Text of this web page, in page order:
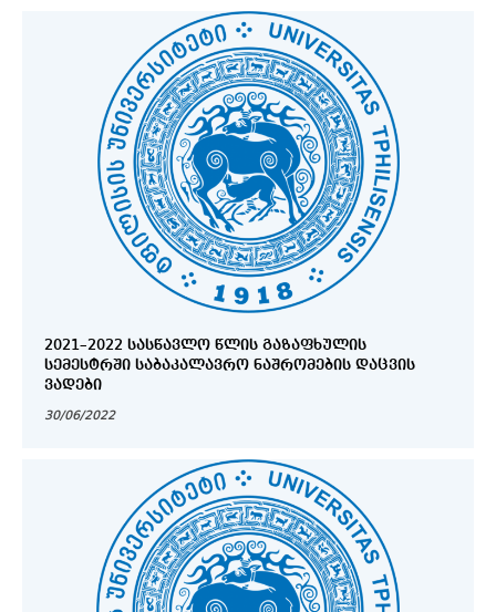
2021–2022 ᲡᲐᲡᲬᲐᲕᲚᲝ ᲬᲚᲘᲡ ᲒᲐᲖᲐᲤᲮᲣᲚᲘᲡ
ᲡᲔᲛᲔᲡᲢᲠᲨᲘ ᲡᲐᲑᲐᲙᲐᲚᲐᲕᲠᲝ ᲜᲐᲨᲠᲝᲛᲔᲑᲘᲡ ᲓᲐᲪᲕᲘᲡ
ᲕᲐᲓᲔᲑᲘ
30/06/2022